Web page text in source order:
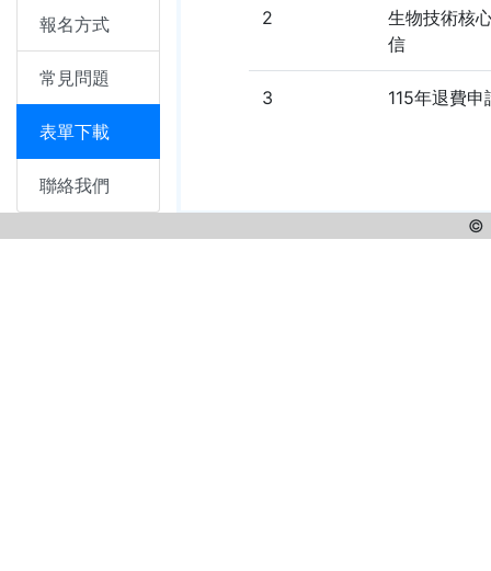
報名方式
常見問題
表單下載
聯絡我們
2
生物技術核
信
3 115年退費申
©